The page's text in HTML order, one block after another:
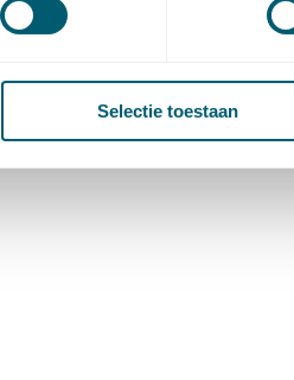
Selectie toestaan